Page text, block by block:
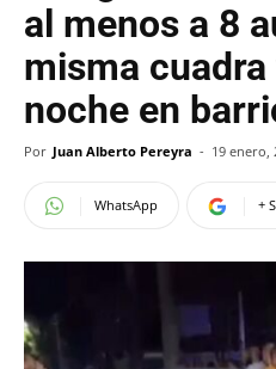
al menos a 8
misma
noche en
Por Juan Alberto Pereyra - 19 enero,
WhatsApp +